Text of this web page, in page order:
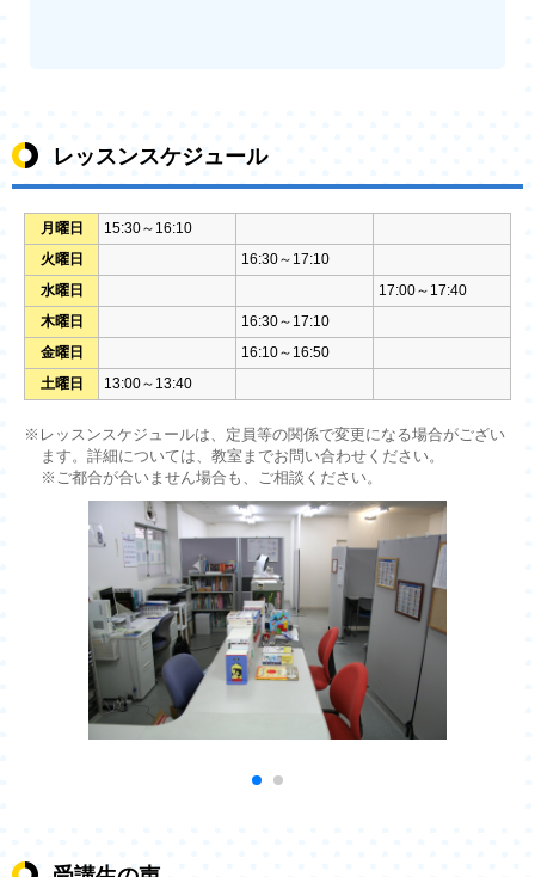
レッスンスケジュール
月曜日
15:30～16:10
火曜日
16:30～17:10
水曜日
17:00～17:40
木曜日
16:30～17:10
金曜日
16:10～16:50
土曜日
13:00～13:40
※レッスンスケジュールは、定員等の関係で変更になる場合がござい
ます。詳細については、教室までお問い合わせください。
※ご都合が合いません場合も、ご相談ください。